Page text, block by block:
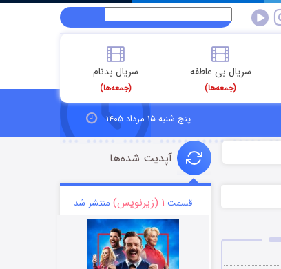
سریال بی عاطفه
(جمعه‌ها)
سریال بدنام
(جمعه‌ها)
پنج شنبه ۱۵ مرداد ۱۴۰۵
آپدیت شده‌ها
قسمت ۱ (زیرنویس) منتشر شد